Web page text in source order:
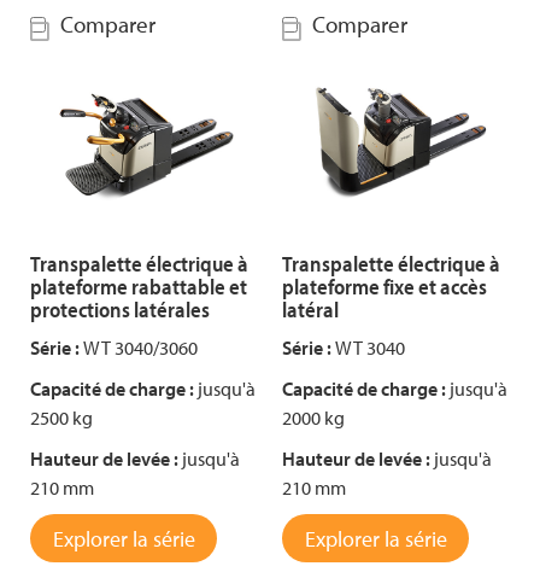
Comparer
Transpalette électrique à
plateforme rabattable et
protections latérales
Série :WT 3040/3060
Capacité de charge : jusqu'à
2500 kg
Hauteur de levée : jusqu'à
210 mm
Explorer la série
Comparer
Transpalette électrique à
plateforme fixe et accès
latéral
Série :WT 3040
Capacité de charge : jusqu'à
2000 kg
Hauteur de levée : jusqu'à
210 mm
Explorer la série